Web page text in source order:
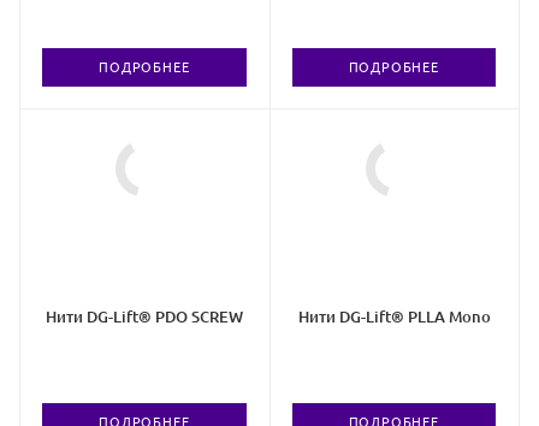
ПОДРОБНЕЕ ПОДРОБНЕЕ
Нити DG-Lift® PDO SCREW
ПОДРОБНЕЕ
Нити DG-Lift® PLLA Mono
ПОДРОБНЕЕ